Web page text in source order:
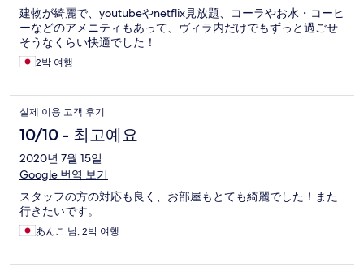
建物が綺麗で、youtubeやnetflix見放題、コーラやお水・コーヒ
ーなどのアメニティもあって、ヴィラ内だけでもずっと過ごせ
そうなくらい快適でした！
2박 여행
실제 이용 고객 후기
10/10 - 최고예요
2020년 7월 15일
Google 번역 보기
スタッフの方の対応も良く、お部屋もとても綺麗でした！また
行きたいです。
あんこ 님, 2박 여행